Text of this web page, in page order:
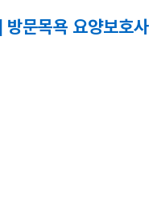
문목욕 요양보호사